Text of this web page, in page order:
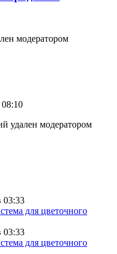
модератором
удален модератором
03:33
03:33